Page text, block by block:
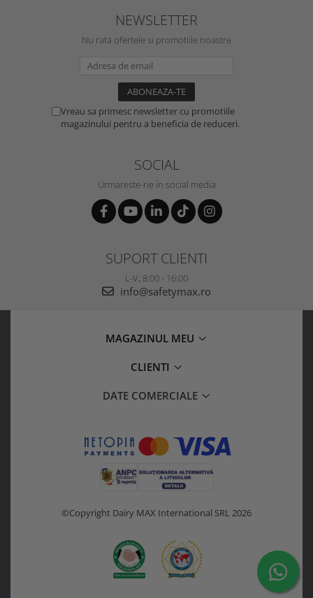
NEWSLETTER
Nu rata ofertele si promotiile noastre
Vreau sa primesc newsletter cu promotiile
magazinului pentru a beneficia de reduceri.
SOCIAL
Urmareste-ne in social media
SUPORT CLIENTI
L-V, 8:00 - 16:00
info@safetymax.ro
MAGAZINUL MEU
CLIENTI
DATE COMERCIALE
©Copyright Dairy MAX International SRL 2026